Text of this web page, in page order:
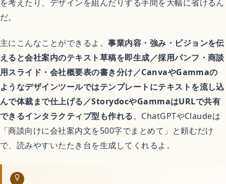
歴代アニメランキング
アニメ映画
異世界転生アニメ
恋愛アニメ
平成アニメ名作
を考えたり、デザインを組んだりする手間を大幅に省けるん
だ。
主にこんなことができるよ。事業内容・強み・ビジョンを伝
えると会社案内のテキスト草稿を即生成／採用パンフ・商談
用スライド・会社概要表の書き分け／CanvaやGammaの
ようなデザインツールではテンプレートにテキストを流し込
んで体裁まで仕上げる／StorydocやGammaはURLで共有
できるインタラクティブ型も作れる。ChatGPTやClaudeは
「商談向けに会社案内文を500字でまとめて」と頼むだけ
で、読みやすいたたき台を生成してくれるよ。